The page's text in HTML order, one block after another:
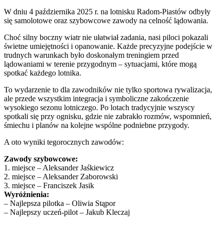
W dniu 4 października 2025 r. na lotnisku Radom-Piastów odbyły
się samolotowe oraz szybowcowe zawody na celność lądowania.
Choć silny boczny wiatr nie ułatwiał zadania, nasi piloci pokazali
świetne umiejętności i opanowanie. Każde precyzyjne podejście w
trudnych warunkach było doskonałym treningiem przed
lądowaniami w terenie przygodnym – sytuacjami, które mogą
spotkać każdego lotnika.
To wydarzenie to dla zawodników nie tylko sportowa rywalizacja,
ale przede wszystkim integracja i symboliczne zakończenie
wysokiego sezonu lotniczego. Po lotach tradycyjnie wszyscy
spotkali się przy ognisku, gdzie nie zabrakło rozmów, wspomnień,
śmiechu i planów na kolejne wspólne podniebne przygody.
A oto wyniki tegorocznych zawodów:
Zawody szybowcowe:
1. miejsce – Aleksander Jaśkiewicz
2. miejsce – Aleksander Zaborowski
3. miejsce – Franciszek Jasik
Wyróżnienia:
– Najlepsza pilotka – Oliwia Stąpor
– Najlepszy uczeń-pilot – Jakub Kleczaj